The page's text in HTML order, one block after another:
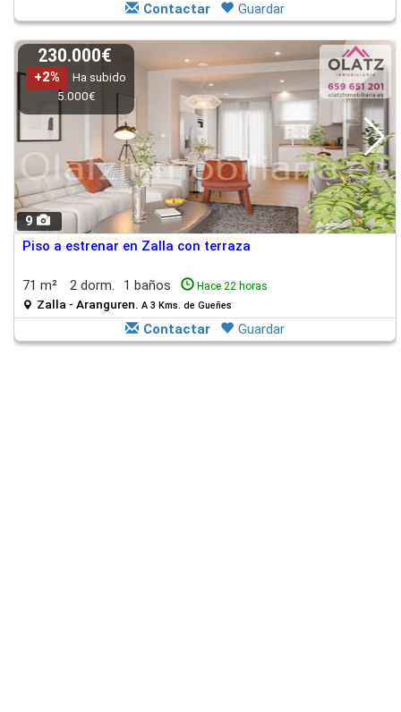
Contactar Guardar
9
230.000€
+2%
Ha subido
5.000€
Piso a estrenar en Zalla con terraza
71 m² 2 dorm. 1 baños Hace 22 horas
Zalla - Aranguren. A 3 Kms. de Gueñes
Contactar Guardar